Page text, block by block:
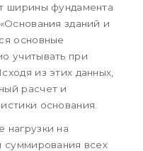
ширины фундамента
зданий и
основные
учитывать при
из этих данных,
расчет и
основания.
нагрузки на
суммирования всех